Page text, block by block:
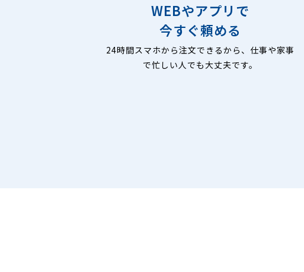
WEBやアプリで
今すぐ頼める
24時間スマホから注文できるから、仕事や家事
で忙しい人でも大丈夫です。